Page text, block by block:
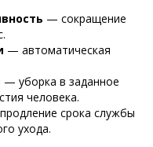
— сокращение
— автоматическая
— уборка в заданное
человека.
срока службы
ухода.